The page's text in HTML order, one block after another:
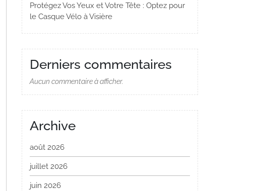
Protégez Vos Yeux et Votre Tête : Optez pour
le Casque Vélo à Visière
Derniers commentaires
Aucun commentaire à afficher.
Archive
août 2026
juillet 2026
juin 2026